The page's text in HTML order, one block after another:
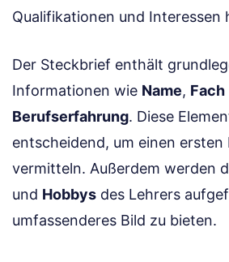
Qualifikationen und Interessen
Der Steckbrief enthält
Informationen wie Name, Fach
Berufserfahrung. Diese
entscheidend, um einen ersten
vermitteln. Außerdem werden
und Hobbys des Lehrers
umfassenderes Bild zu bieten.